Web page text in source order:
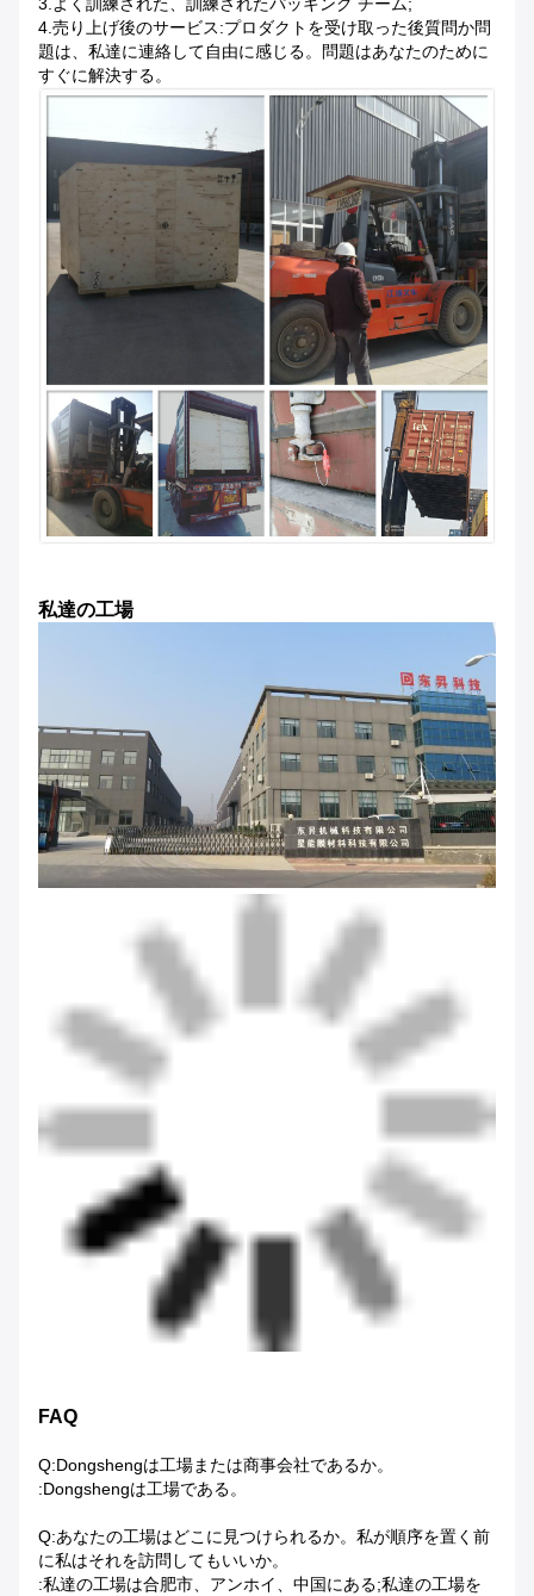
3.よく訓練された、訓練されたパッキング チーム;
4.売り上げ後のサービス:プロダクトを受け取った後質問か問
題は、私達に連絡して自由に感じる。問題はあなたのために
すぐに解決する。
私達の工場
FAQ
Q:Dongshengは工場または商事会社であるか。
:Dongshengは工場である。
Q:あなたの工場はどこに見つけられるか。私が順序を置く前
に私はそれを訪問してもいいか。
:私達の工場は合肥市、アンホイ、中国にある;私達の工場を